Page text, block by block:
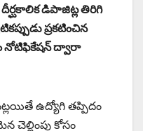
డిపాజిట్ల తిరిగి
ప్రకటించిన
నోటిఫికేషన్ ద్వారా
ఉద్యోగి తప్పిదం
కోసం